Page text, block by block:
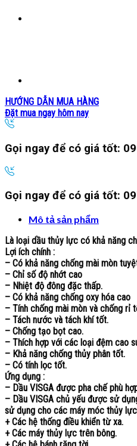
HƯỚNG DẪN MUA HÀNG
Đặt mua ngay hôm nay
Gọi ngay để có giá tốt:
Gọi ngay để có giá tốt:
Mô tả sản phẩm
Là loại dầu thủy lực có khả năng
Lợi ích chính :
– Có khả năng chống mài mòn
– Chỉ số độ nhớt cao
– Nhiệt độ đông đặc thấp.
– Có khả năng chống oxy hóa cao
– Tính chống mài mòn và chống rỉ
– Tách nước và tách khí tốt.
– Chống tạo bọt cao.
– Thích hợp với các loại đệm cao
– Khả năng chống thủy phân tốt.
– Có tính lọc tốt.
Ứng dụng :
– Dầu VISGA được pha chế phù
– Dầu VISGA chủ yếu được sử
sử dụng cho các máy móc thủy
+ Các hệ thống điều khiển từ xa.
+ Các máy thủy lực trên bông.